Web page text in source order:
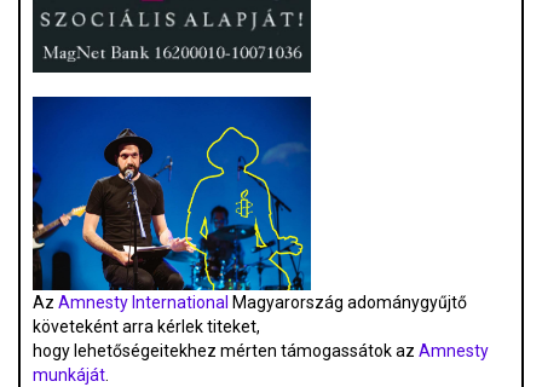
Az Amnesty International Magyarország adománygyűjtő
követeként arra kérlek titeket,
hogy lehetőségeitekhez mérten támogassátok az Amnesty
munkáját.